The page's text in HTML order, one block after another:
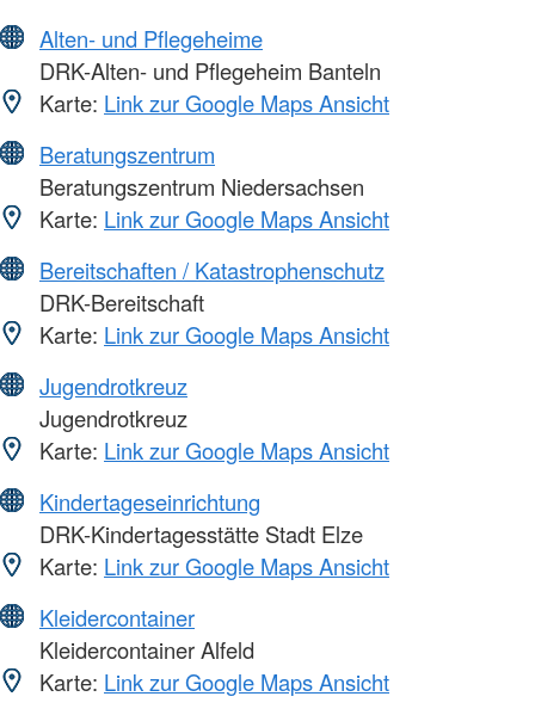
Alten- und Pflegeheime
DRK-Alten- und Pflegeheim Banteln
Karte: Link zur Google Maps Ansicht
Beratungszentrum
Beratungszentrum Niedersachsen
Karte: Link zur Google Maps Ansicht
Bereitschaften / Katastrophenschutz
DRK-Bereitschaft
Karte: Link zur Google Maps Ansicht
Jugendrotkreuz
Jugendrotkreuz
Karte: Link zur Google Maps Ansicht
Kindertageseinrichtung
DRK-Kindertagesstätte Stadt Elze
Karte: Link zur Google Maps Ansicht
Kleidercontainer
Kleidercontainer Alfeld
Karte: Link zur Google Maps Ansicht